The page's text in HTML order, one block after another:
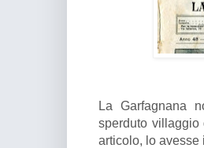
La Garfagnana
sperduto
articolo, lo avesse